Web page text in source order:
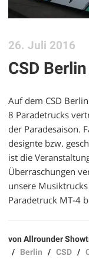
26. Juli 2016
CSD
Auf dem CSD
8 Paradetrucks
der Paradesaison.
designte bzw.
ist die
Überraschungen
unsere
Paradetruck MT-4
von Allrounder
/ Berlin /CSD /